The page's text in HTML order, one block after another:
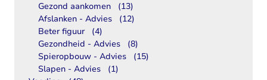
Gezond aankomen
(13)
Afslanken - Advies
(12)
Beter figuur
(4)
Gezondheid - Advies
(8)
Spieropbouw - Advies
(15)
Slapen - Advies
(1)